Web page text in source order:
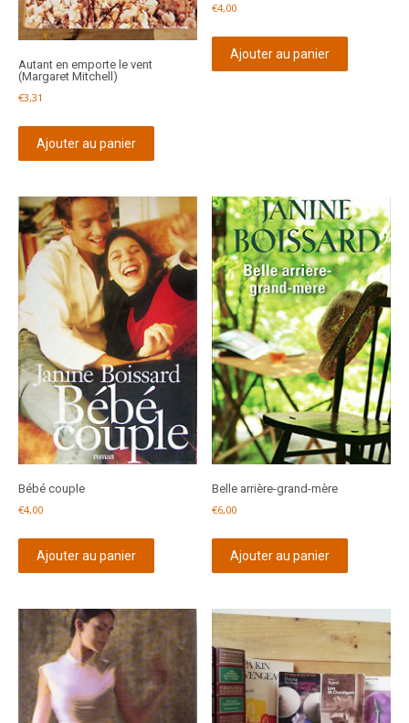
Autant en emporte le vent
(Margaret Mitchell)
€3,31
Ajouter au panier
€4,00
Ajouter au panier
Bébé couple
€4,00
Ajouter au panier
Belle arrière-grand-mère
€6,00
Ajouter au panier